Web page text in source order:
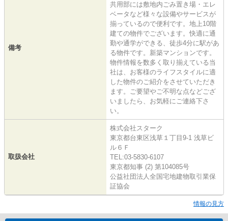
備考
共用部には敷地内ごみ置き場・エレ
ベータなど様々な設備やサービスが
揃っているので便利です。地上10階
建ての物件でございます。快適に通
勤や通学ができる、徒歩4分に駅があ
る物件です。新築マンションです。
物件情報を数多く取り揃えている当
社は、お客様のライフスタイルに適
した物件のご紹介をさせていただき
ます。ご要望やご不明な点などござ
いましたら、お気軽にご連絡下さ
い。
取扱会社
株式会社スターク
東京都台東区浅草１丁目9-1 浅草ビ
ル６Ｆ
TEL:03-5830-6107
東京都知事 (2) 第104085号
公益社団法人全国宅地建物取引業保
証協会
情報の見方